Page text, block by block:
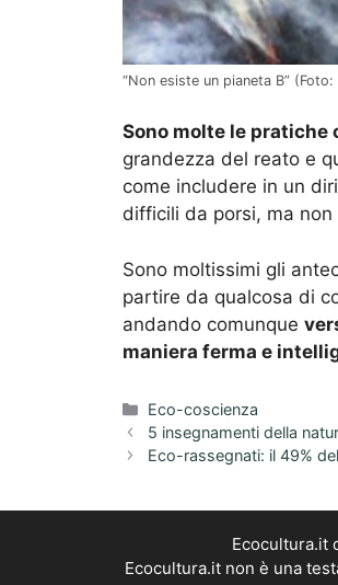
“Non esiste un pianeta B”
Sono molte le pratiche
grandezza del reato e
come includere in un
difficili da porsi, ma non
Sono moltissimi gli
partire da qualcosa di
andando comunque
maniera ferma e
Categorie
Eco-coscienza
5 insegnamenti della
Eco-rassegnati: il 49%
Ecocultura.it
Ecocultura.it non è una